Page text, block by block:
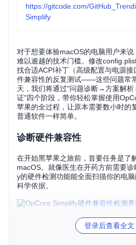
https://gitcode.com/
Simplify
对于想要体验macOS的电脑用户来
难以逾越的技术门槛。修改
找合适ACPI补丁（高级配置与电源
件兼容性的反复测试——这些问题常
天，我们将通过"问题诊断→方案解
证"四个阶段，带你轻松掌握使用
苹果的全过程，让原本需要数小时的
普通软件一样简单。
诊断硬件兼容性
在开始黑苹果之旅前，首要任务是了
macOS。就像医生在开药方前需要
y的硬件检测功能能全面扫描你的电
科学依据。
图1：OpCore Simplify硬件兼容性检
等核心组件的macOS支持状态
登录后查看全文